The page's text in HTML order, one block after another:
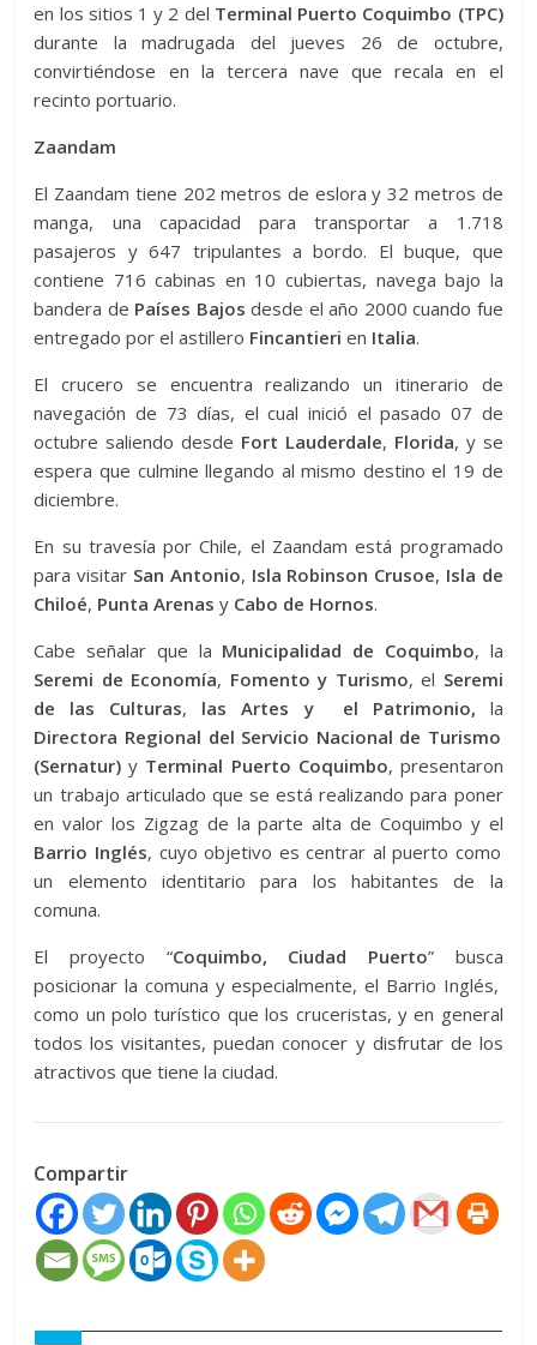
en los sitios 1 y 2 del Terminal Puerto Coquimbo (TPC)
durante la madrugada del jueves 26 de octubre,
convirtiéndose en la tercera nave que recala en el
recinto portuario.
Zaandam
El Zaandam tiene 202 metros de eslora y 32 metros de
manga, una capacidad para transportar a 1.718
pasajeros y 647 tripulantes a bordo. El buque, que
contiene 716 cabinas en 10 cubiertas, navega bajo la
bandera de Países Bajosdesde el año 2000 cuando fue
entregado por el astillero Fincantierien Italia.
El crucero se encuentra realizando un itinerario de
navegación de 73 días, el cual inició el pasado 07 de
octubre saliendo desde Fort Lauderdale, Florida, y se
espera que culmine llegando al mismo destino el 19 de
diciembre.
En su travesía por Chile, el Zaandam está programado
para visitar San Antonio, Isla Robinson Crusoe, Isla de
Chiloé, Punta Arenasy Cabo de Hornos.
Cabe señalar que la Municipalidad de Coquimbo, la
Seremi de Economía, Fomento y Turismo, el Seremi
de las Culturas, las Artes y el Patrimonio, la
Directora Regional del Servicio Nacional de Turismo
(Sernatur) y Terminal Puerto Coquimbo, presentaron
un trabajo articulado que se está realizando para poner
en valor los Zigzag de la parte alta de Coquimbo y el
Barrio Inglés, cuyo objetivo es centrar al puerto como
un elemento identitario para los habitantes de la
comuna.
El proyecto “Coquimbo, Ciudad Puerto” busca
posicionar la comuna y especialmente, el Barrio Inglés,
como un polo turístico que los cruceristas, y en general
todos los visitantes, puedan conocer y disfrutar de los
atractivos que tiene la ciudad.
Compartir